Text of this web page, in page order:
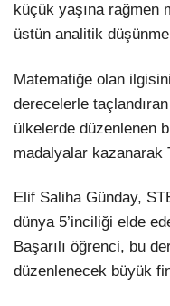
küçük yaşına rağmen
üstün analitik
Matematiğe olan
derecelerle
ülkelerde düzenlenen
madalyalar kazanarak
Elif Saliha Günday,
dünya 5’inciliği elde
Başarılı öğrenci, bu
düzenlenecek büyük